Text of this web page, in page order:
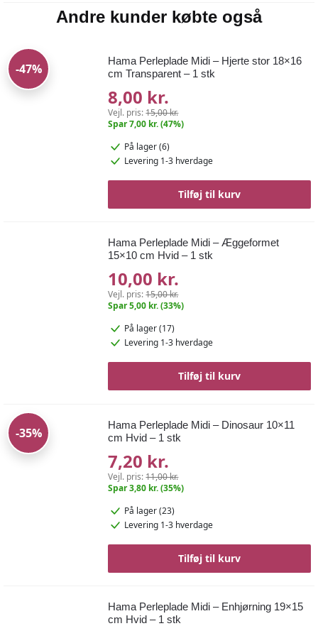
Andre kunder købte også
-47%
Hama Perleplade Midi – Hjerte stor 18×16
cm Transparent – 1 stk
8,00 kr.
Vejl. pris:15,00 kr.
Spar 7,00 kr. (47%)
På lager (6)
Levering 1-3 hverdage
Tilføj til kurv
Hama Perleplade Midi – Æggeformet
15×10 cm Hvid – 1 stk
10,00 kr.
Vejl. pris:15,00 kr.
Spar 5,00 kr. (33%)
På lager (17)
Levering 1-3 hverdage
Tilføj til kurv
-35%
Hama Perleplade Midi – Dinosaur 10×11
cm Hvid – 1 stk
7,20 kr.
Vejl. pris:11,00 kr.
Spar 3,80 kr. (35%)
På lager (23)
Levering 1-3 hverdage
Tilføj til kurv
Hama Perleplade Midi – Enhjørning 19×15
cm Hvid – 1 stk